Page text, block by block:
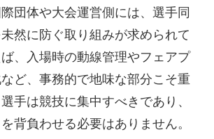
団体や大会運営側には、選手同
然に防ぐ取り組みが求められて
、入場時の動線管理やフェアプ
ど、事務的で地味な部分こそ重
手は競技に集中すべきであり、
背負わせる必要はありません。